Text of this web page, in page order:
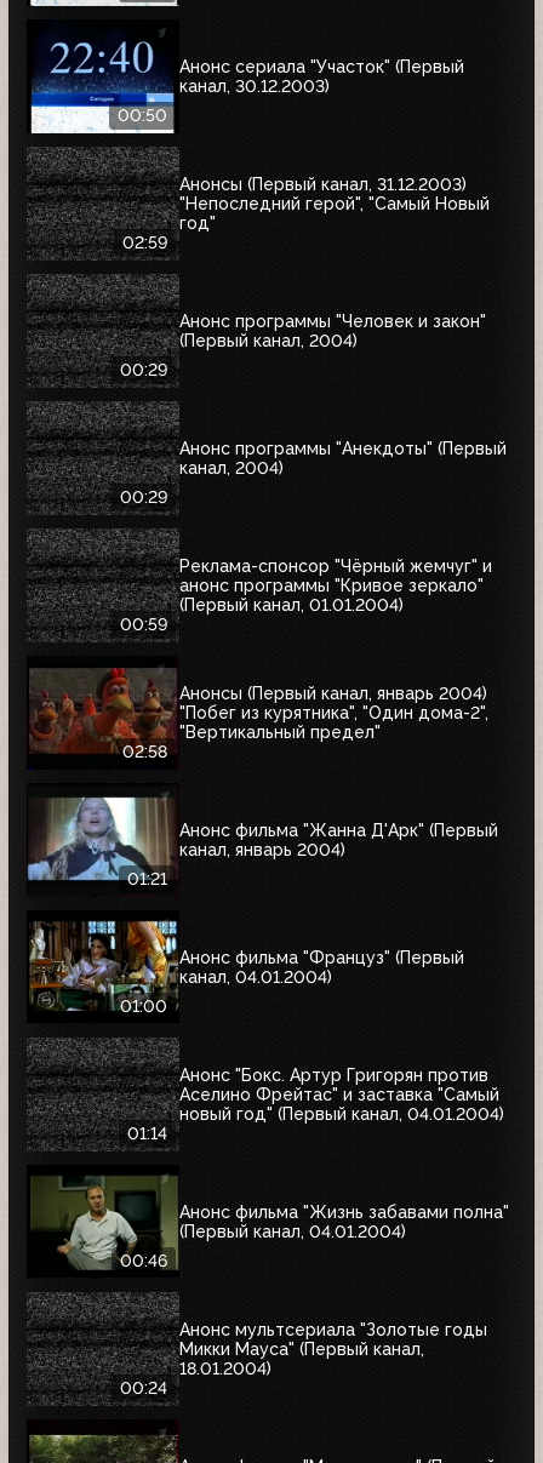
00:50
Анонс сериала "Участок" (Первый
канал, 30.12.2003)
02:59
Анонсы (Первый канал, 31.12.2003)
"Непоследний герой", "Самый Новый
год"
00:29
Анонс программы "Человек и закон"
(Первый канал, 2004)
00:29
Анонс программы "Анекдоты" (Первый
канал, 2004)
00:59
Реклама-спонсор "Чёрный жемчуг" и
анонс программы "Кривое зеркало"
(Первый канал, 01.01.2004)
02:58
Анонсы (Первый канал, январь 2004)
"Побег из курятника", "Один дома-2",
"Вертикальный предел"
01:21
Анонс фильма "Жанна Д'Арк" (Первый
канал, январь 2004)
01:00
Анонс фильма "Француз" (Первый
канал, 04.01.2004)
01:14
Анонс "Бокс. Артур Григорян против
Аселино Фрейтас" и заставка "Самый
новый год" (Первый канал, 04.01.2004)
00:46
Анонс фильма "Жизнь забавами полна"
(Первый канал, 04.01.2004)
00:24
Анонс мультсериала "Золотые годы
Микки Мауса" (Первый канал,
18.01.2004)